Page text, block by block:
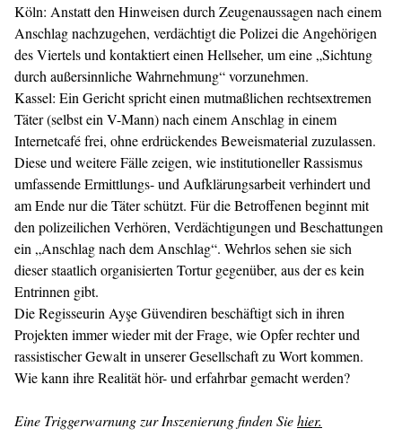
Köln: Anstatt den Hinweisen durch Zeugenaussagen nach einem
Anschlag nachzugehen, verdächtigt die Polizei die Angehörigen
des Viertels und kontaktiert einen Hellseher, um eine „Sichtung
durch außersinnliche Wahrnehmung“ vorzunehmen.
Kassel: Ein Gericht spricht einen mutmaßlichen rechtsextremen
Täter (selbst ein V-Mann) nach einem Anschlag in einem
Internetcafé frei, ohne erdrückendes Beweismaterial zuzulassen.
Diese und weitere Fälle zeigen, wie institutioneller Rassismus
umfassende Ermittlungs- und Aufklärungsarbeit verhindert und
am Ende nur die Täter schützt. Für die Betroffenen beginnt mit
den polizeilichen Verhören, Verdächtigungen und Beschattungen
ein „Anschlag nach dem Anschlag“. Wehrlos sehen sie sich
dieser staatlich organisierten Tortur gegenüber, aus der es kein
Entrinnen gibt.
Die Regisseurin Ayşe Güvendiren beschäftigt sich in ihren
Projekten immer wieder mit der Frage, wie Opfer rechter und
rassistischer Gewalt in unserer Gesellschaft zu Wort kommen.
Wie kann ihre Realität hör- und erfahrbar gemacht werden?
Eine Triggerwarnung zur Inszenierung finden Siehier.